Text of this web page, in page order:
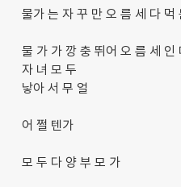
물가 는 자 꾸 만 오 름 세 다 먹
물 가 가 깡 충 뛰어 오 름 세 인
자 녀 모 두
낳아 서 무 얼
어 쩔 텐가
모 두 다 양 부 모 가